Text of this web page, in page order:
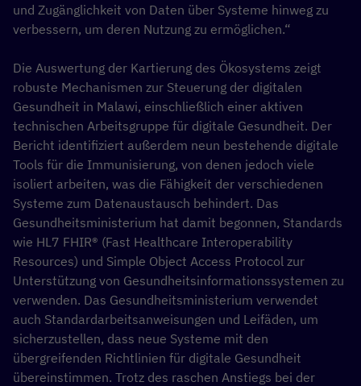
und Zugänglichkeit von Daten über Systeme hinweg zu
verbessern, um deren Nutzung zu ermöglichen.“
Die Auswertung der Kartierung des Ökosystems zeigt
robuste Mechanismen zur Steuerung der digitalen
Gesundheit in Malawi, einschließlich einer aktiven
technischen Arbeitsgruppe für digitale Gesundheit. Der
Bericht identifiziert außerdem neun bestehende digitale
Tools für die Immunisierung, von denen jedoch viele
isoliert arbeiten, was die Fähigkeit der verschiedenen
Systeme zum Datenaustausch behindert. Das
Gesundheitsministerium hat damit begonnen, Standards
wie HL7 FHIR® (Fast Healthcare Interoperability
Resources) und Simple Object Access Protocol zur
Unterstützung von Gesundheitsinformationssystemen zu
verwenden. Das Gesundheitsministerium verwendet
auch Standardarbeitsanweisungen und Leifäden, um
sicherzustellen, dass neue Systeme mit den
übergreifenden Richtlinien für digitale Gesundheit
übereinstimmen. Trotz des raschen Anstiegs bei der